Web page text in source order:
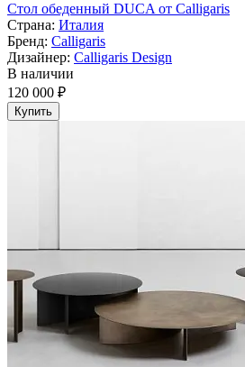
Cтол обеденный DUCA от Calligaris
Страна: Италия
Бренд: Calligaris
Дизайнер: Calligaris Design
В наличии
120 000 ₽
Купить